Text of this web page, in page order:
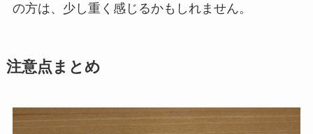
の方は、少し重く感じるかもしれません。
注意点まとめ